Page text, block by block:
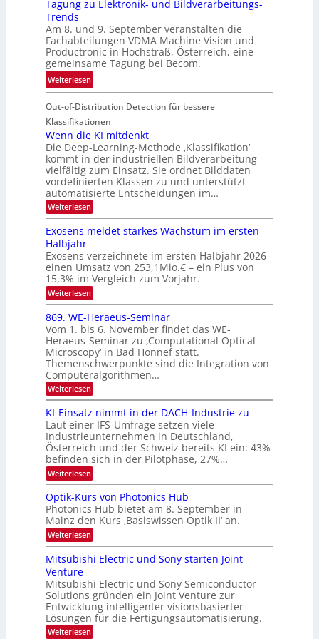
l
c
h
k
e
i
n
e
r
i
n
V
I
S
I
O
N
T
e
c
h
T
a
k
s
u
d
e
d
T
o
r
e
n
a
u
f
d
e
r
V
S
I
O
N
2
0
2
6
Tagung zu Elektronik- und Bildverarbeitungs-
Trends
Am 8. und 9. September veranstalten die
Fachabteilungen VDMA Machine Vision und
Productronic in Hochstraß, Österreich, eine
gemeinsame Tagung bei Becom.
Weiterlesen:
T
a
g
u
n
g
z
u
E
l
e
t
r
o
n
k
-
u
n
d
B
i
l
d
v
e
r
a
r
b
e
i
n
g
s
-
T
Out-of-Distribution Detection für bessere
Klassifikationen
Wenn die KI mitdenkt
Die Deep-Learning-Methode ‚Klassifikation‘
kommt in der industriellen Bildverarbeitung
vielfältig zum Einsatz. Sie ordnet Bilddaten
vordefinierten Klassen zu und unterstützt
automatisierte Entscheidungen im…
Weiterlesen:
W
n
d
i
e
K
I
m
i
t
d
e
n
k
t
Exosens meldet starkes Wachstum im ersten
Halbjahr
Exosens verzeichnete im ersten Halbjahr 2026
einen Umsatz von 253,1Mio.€ – ein Plus von
15,3% im Vergleich zum Vorjahr.
Weiterlesen:
E
x
o
s
e
n
s
m
e
l
d
e
t
s
t
a
r
k
e
W
a
c
h
s
u
i
m
e
r
s
t
869. WE-Heraeus-Seminar
Vom 1. bis 6. November findet das WE-
Heraeus-Seminar zu ‚Computational Optical
Microscopy‘ in Bad Honnef statt.
Themenschwerpunkte sind die Integration von
Computeralgorithmen…
Weiterlesen:
8
9
.
W
E
-
H
e
r
a
e
u
s
-
S
e
n
a
r
KI-Einsatz nimmt in der DACH-Industrie zu
Laut einer IFS-Umfrage setzen viele
Industrieunternehmen in Deutschland,
Österreich und der Schweiz bereits KI ein: 43%
befinden sich in der Pilotphase, 27%…
Weiterlesen:
K
-
E
i
n
s
t
n
m
m
t
i
Optik-Kurs von Photonics Hub
Photonics Hub bietet am 8. September in
Mainz den Kurs ‚Basiswissen Optik II‘ an.
Weiterlesen:
O
p
t
k
-
K
u
r
s
Mitsubishi Electric und Sony starten Joint
Venture
Mitsubishi Electric und Sony Semiconductor
Solutions gründen ein Joint Venture zur
Entwicklung intelligenter visionsbasierter
Lösungen für die Fertigungsautomatisierung.
Weiterlesen: